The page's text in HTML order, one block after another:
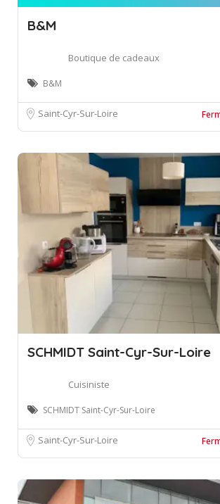
B&M
Boutique de cadeaux
B&M
Saint-Cyr-Sur-Loire
SCHMIDT Saint-Cyr-Sur-Loire
Cuisiniste
SCHMIDT Saint-Cyr-Sur-Loire
Saint-Cyr-Sur-Loire